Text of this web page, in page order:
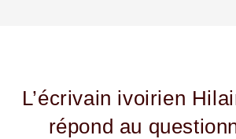
L’écrivain ivoirien
répond au